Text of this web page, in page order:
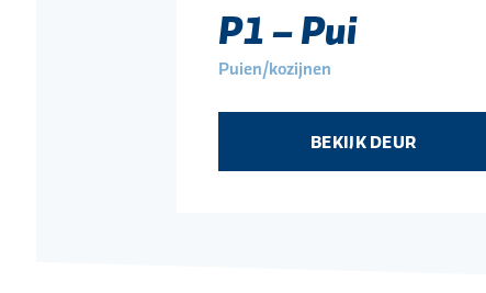
P1 – Pui
Puien/kozijnen
BEKIJK DEUR